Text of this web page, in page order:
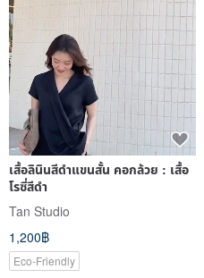
เสื้อลินินสีดำแขนสั้น คอกล้วย : เสื้อ
โรซี่สีดำ
Tan Studio
1,200฿
Eco-Friendly